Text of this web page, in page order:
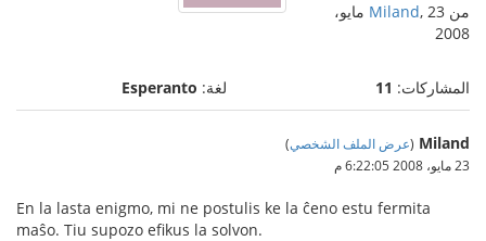
من Miland , 23 مايو،
2008
المشاركات: 11 لغة: Esperanto
Miland
(عرض الملف الشخصي)
23 مايو، 2008 6:22:05 م
En la lasta enigmo, mi ne postulis ke la ĉeno estu fermita
maŝo. Tiu supozo efikus la solvon.